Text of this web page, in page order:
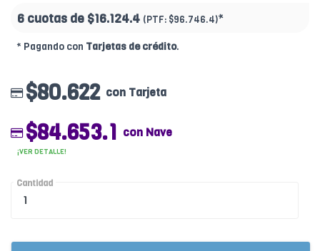
6 cuotas de $16.124.4 (PTF: $96.746.4)*
* Pagando con Tarjetas de crédito.
$80.622 con Tarjeta
$84.653.1 con Nave
¡VER DETALLE!
Cantidad